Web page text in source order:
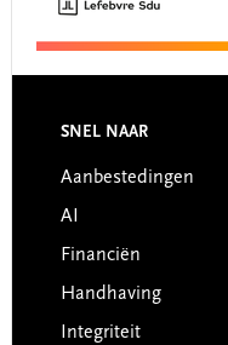
Footer
SNEL NAAR
Aanbestedingen
AI
Financiën
Handhaving
Integriteit